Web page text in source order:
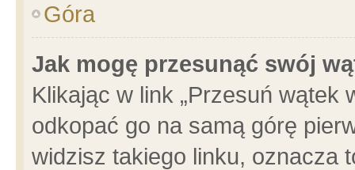
Góra
Jak mogę przesunąć swój
Klikając w link „Przesuń wątek
odkopać go na samą górę
widzisz takiego linku, oznacza